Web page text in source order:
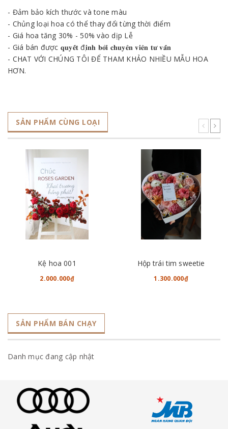
- Đảm bảo kích thước và tone màu
- Chủng loại hoa có thể thay đổi từng thời điểm
- Giá hoa tăng 30% - 50% vào dịp Lễ
- Giá bán được 𝐪𝐮𝐲𝐞̂́𝐭 đ𝐢̣𝐧𝐡 𝐛𝐨̛̉𝐢 𝐜𝐡𝐮𝐲𝐞̂𝐧 𝐯𝐢𝐞̂𝐧 𝐭𝐮̛ 𝐯𝐚̂́𝐧
- CHAT VỚI CHÚNG TÔI ĐỂ THAM KHẢO NHIỀU MẪU HOA
HƠN.
SẢN PHẨM CÙNG LOẠI
Kệ hoa 001
2.000.000₫
Hộp trái tim sweetie
1.300.000₫
SẢN PHẨM BÁN CHẠY
Danh mục đang cập nhật